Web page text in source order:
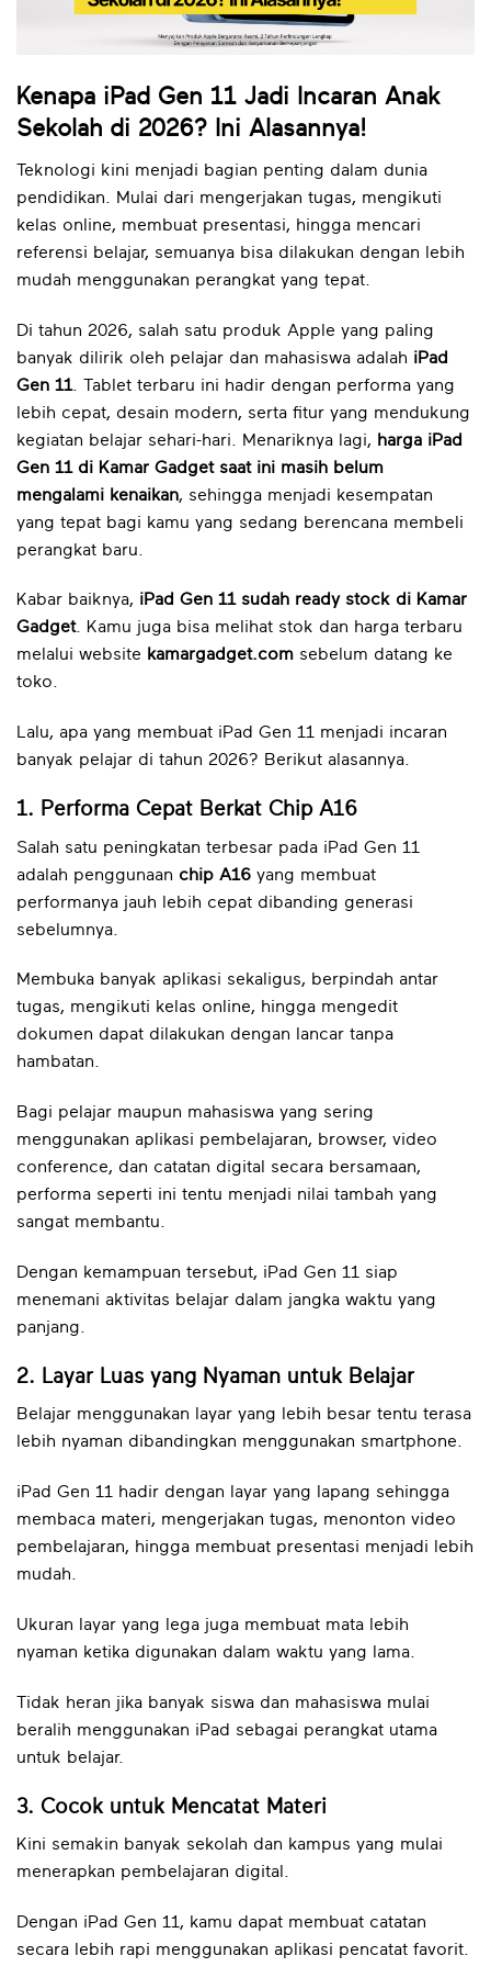
Kenapa iPad Gen 11 Jadi Incaran Anak
Sekolah di 2026? Ini Alasannya!
Teknologi kini menjadi bagian penting dalam dunia
pendidikan. Mulai dari mengerjakan tugas, mengikuti
kelas online, membuat presentasi, hingga mencari
referensi belajar, semuanya bisa dilakukan dengan lebih
mudah menggunakan perangkat yang tepat.
Di tahun 2026, salah satu produk Apple yang paling
banyak dilirik oleh pelajar dan mahasiswa adalah iPad
Gen 11. Tablet terbaru ini hadir dengan performa yang
lebih cepat, desain modern, serta fitur yang mendukung
kegiatan belajar sehari-hari. Menariknya lagi, harga iPad
Gen 11 di Kamar Gadget saat ini masih belum
mengalami kenaikan, sehingga menjadi kesempatan
yang tepat bagi kamu yang sedang berencana membeli
perangkat baru.
Kabar baiknya, iPad Gen 11 sudah ready stock di Kamar
Gadget. Kamu juga bisa melihat stok dan harga terbaru
melalui website kamargadget.com sebelum datang ke
toko.
Lalu, apa yang membuat iPad Gen 11 menjadi incaran
banyak pelajar di tahun 2026? Berikut alasannya.
1. Performa Cepat Berkat Chip A16
Salah satu peningkatan terbesar pada iPad Gen 11
adalah penggunaan chip A16 yang membuat
performanya jauh lebih cepat dibanding generasi
sebelumnya.
Membuka banyak aplikasi sekaligus, berpindah antar
tugas, mengikuti kelas online, hingga mengedit
dokumen dapat dilakukan dengan lancar tanpa
hambatan.
Bagi pelajar maupun mahasiswa yang sering
menggunakan aplikasi pembelajaran, browser, video
conference, dan catatan digital secara bersamaan,
performa seperti ini tentu menjadi nilai tambah yang
sangat membantu.
Dengan kemampuan tersebut, iPad Gen 11 siap
menemani aktivitas belajar dalam jangka waktu yang
panjang.
2. Layar Luas yang Nyaman untuk Belajar
Belajar menggunakan layar yang lebih besar tentu terasa
lebih nyaman dibandingkan menggunakan smartphone.
iPad Gen 11 hadir dengan layar yang lapang sehingga
membaca materi, mengerjakan tugas, menonton video
pembelajaran, hingga membuat presentasi menjadi lebih
mudah.
Ukuran layar yang lega juga membuat mata lebih
nyaman ketika digunakan dalam waktu yang lama.
Tidak heran jika banyak siswa dan mahasiswa mulai
beralih menggunakan iPad sebagai perangkat utama
untuk belajar.
3. Cocok untuk Mencatat Materi
Kini semakin banyak sekolah dan kampus yang mulai
menerapkan pembelajaran digital.
Dengan iPad Gen 11, kamu dapat membuat catatan
secara lebih rapi menggunakan aplikasi pencatat favorit.